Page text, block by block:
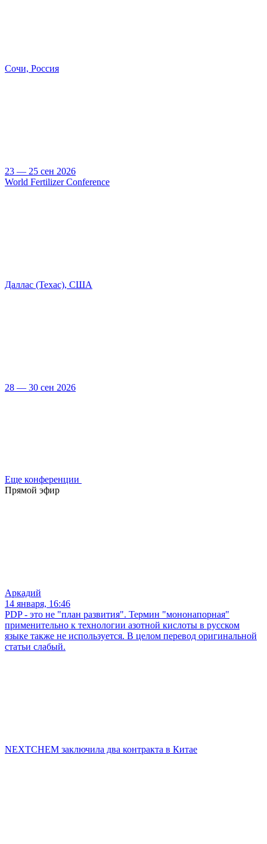
Сочи, Россия
23 — 25 сен 2026
World Fertilizer Conference
Даллас (Техас), США
28 — 30 сен 2026
Еще конференции
Прямой эфир
Аркадий
14 января, 16:46
PDP - это не "план развития". Термин "мононапорная"
применительно к технологии азотной кислоты в русском
языке также не используется. В целом перевод оригинальной
статьи слабый.
NEXTCHEM заключила два контракта в Китае